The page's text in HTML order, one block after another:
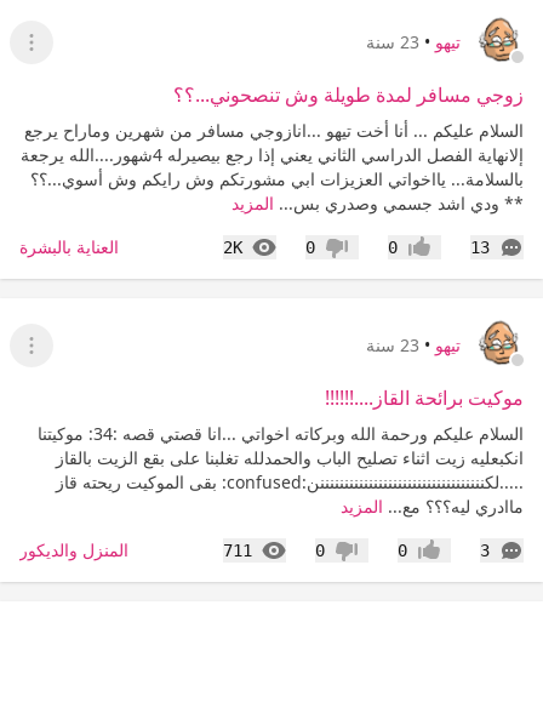
تيهو • 23 سنة
عرض
زوجي مسافر لمدة طويلة وش تنصحوني...؟؟
السلام عليكم ... أنا أخت تيهو ...انازوجي مسافر من شهرين وماراح يرجع
إلانهاية الفصل الدراسي الثاني يعني إذا رجع بيصيرله 4شهور....الله يرجعة
بالسلامة... يااخواتي العزيزات ابي مشورتكم وش رايكم وش أسوي...؟؟
** ودي اشد جسمي وصدري بس... المزيد
13
التعليقات إعجاب0 عدم إعجاب
0
2K
المشاهدات العناية بالبشرة
تيهو • 23 سنة
عرض
موكيت برائحة القاز....!!!!!!
السلام عليكم ورحمة الله وبركاته اخواتي ...انا قصتي قصه :34: موكيتنا
انكبعليه زيت اثناء تصليح الباب والحمدلله تغلبنا على بقع الزيت بالقاز
.....لكننننننننننننننننننننننننننننننننننن:confused: بقى الموكيت ريحته قاز
ماادري ليه؟؟؟ مع... المزيد
3
التعليقات إعجاب0 عدم إعجاب
0
711
المشاهدات المنزل والديكور